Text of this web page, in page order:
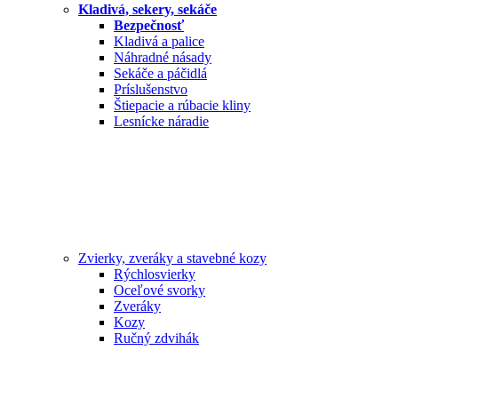
Kladivá, sekery, sekáče
Bezpečnosť
Kladivá a palice
Náhradné násady
Sekáče a páčidlá
Príslušenstvo
Štiepacie a rúbacie kliny
Lesnícke náradie
Zvierky, zveráky a stavebné kozy
Rýchlosvierky
Oceľové svorky
Zveráky
Kozy
Ručný zdvihák